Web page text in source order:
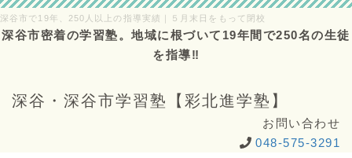
深谷市で19年、250人以上の指導実績｜５月末日をもって閉校
深谷市密着の学習塾。地域に根づいて19年間で250名の生徒
を指導‼
深谷・深谷市学習塾【彩北進学塾】
お問い合わせ
048-575-3291